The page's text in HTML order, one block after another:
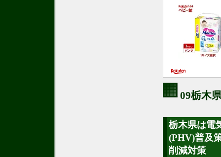
09栃木
栃木県は電
(PHV)普及
削減対策